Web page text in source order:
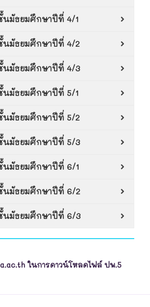
นมัธยมศึกษาปีที่ 4/1
นมัธยมศึกษาปีที่ 4/2
นมัธยมศึกษาปีที่ 4/3
นมัธยมศึกษาปีที่ 5/1
นมัธยมศึกษาปีที่ 5/2
นมัธยมศึกษาปีที่ 5/3
นมัธยมศึกษาปีที่ 6/1
นมัธยมศึกษาปีที่ 6/2
นมัธยมศึกษาปีที่ 6/3
ในการดาวน์โหลดไฟล์ ปพ.5